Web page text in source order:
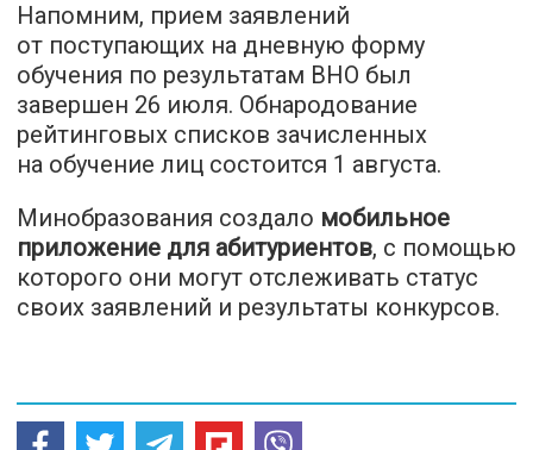
Напомним, прием заявлений
от поступающих на дневную форму
обучения по результатам ВНО был
завершен 26 июля. Обнародование
рейтинговых списков зачисленных
на обучение лиц состоится 1 августа.
Минобразования создало мобильное
приложение для абитуриентов, с помощью
которого они могут отслеживать статус
своих заявлений и результаты конкурсов.